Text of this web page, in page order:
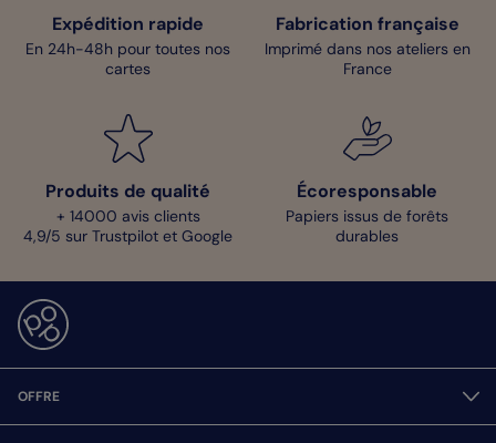
Expédition rapide
En 24h-48h pour toutes nos
cartes
Fabrication française
Imprimé dans nos ateliers en
France
Produits de qualité
+ 14000 avis clients
4,9/5 sur Trustpilot et Google
Écoresponsable
Papiers issus de forêts
durables
OFFRE